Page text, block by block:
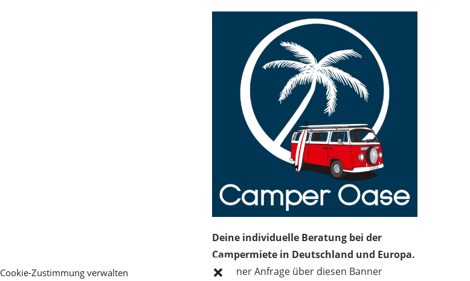
Cookie-Zustimmung verwalten
Deine individuelle Beratung bei der
Campermiete in Deutschland und Europa.
Bei einer Anfrage über diesen Banner